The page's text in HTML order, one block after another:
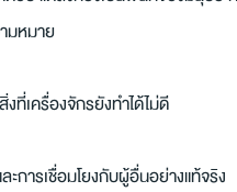
มหมาย
ที่เครื่องจักรยังทำได้ไม่ดี
การเชื่อมโยงกับผู้อื่นอย่างแท้จริง